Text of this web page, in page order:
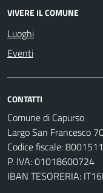
VIVERE IL COMUNE
Luoghi
Eventi
CONTATTI
Comune di Capurso
Largo San Francesco
Codice fiscale:
P. IVA: 01018600724
IBAN TESORERIA: